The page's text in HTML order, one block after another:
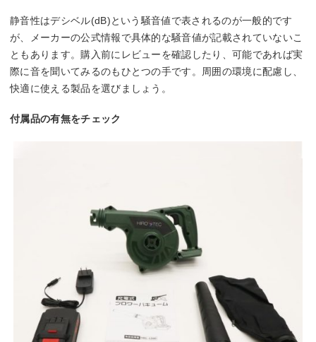
静音性はデシベル(dB)という騒音値で表されるのが一般的です
が、メーカーの公式情報で具体的な騒音値が記載されていないこ
ともあります。購入前にレビューを確認したり、可能であれば実
際に音を聞いてみるのもひとつの手です。周囲の環境に配慮し、
快適に使える製品を選びましょう。
付属品の有無をチェック